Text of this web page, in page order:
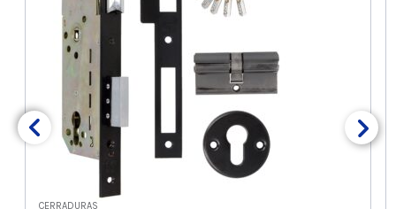
CERRADURAS